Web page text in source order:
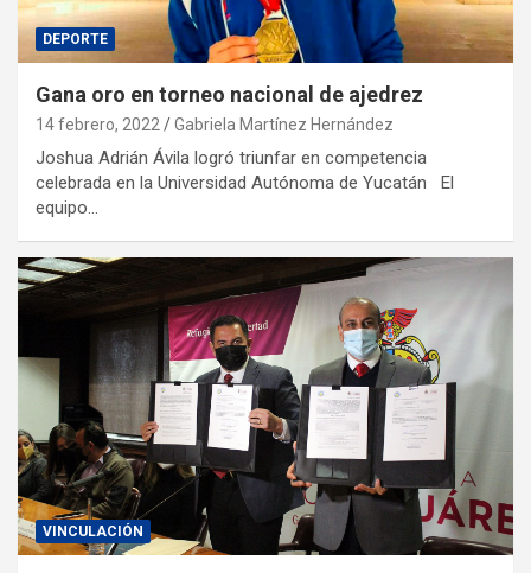
DEPORTE
Gana oro en torneo nacional de ajedrez
14 febrero, 2022 Gabriela Martínez Hernández
Joshua Adrián Ávila logró triunfar en competencia
celebrada en la Universidad Autónoma de Yucatán El
equipo…
VINCULACIÓN